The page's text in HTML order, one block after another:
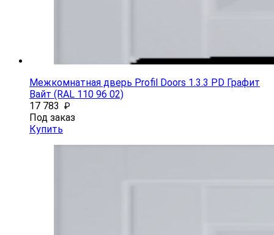
Межкомнатная дверь Profil Doors 1.3.3 PD Графит
Вайт (RAL 110 96 02)
17 783 ₽
Под заказ
Купить